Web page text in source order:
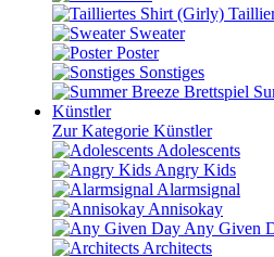
Sweater
Poster
Sonstiges
Künstler
Zur Kategorie Künstler
Adolescents
Angry Kids
Alarmsignal
Annisokay
Any Given
Architects